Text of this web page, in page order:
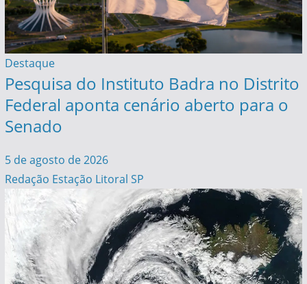
Destaque
Pesquisa do Instituto Badra no Distrito
Federal aponta cenário aberto para o
Senado
5 de agosto de 2026
Redação Estação Litoral SP